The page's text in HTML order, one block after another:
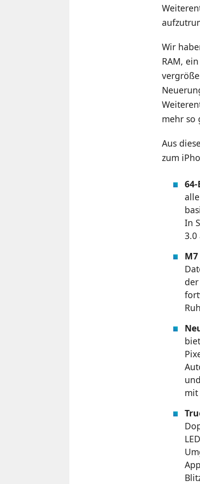
Wir
RAM,
mehr so
Aus
zum
In
3.0
mit